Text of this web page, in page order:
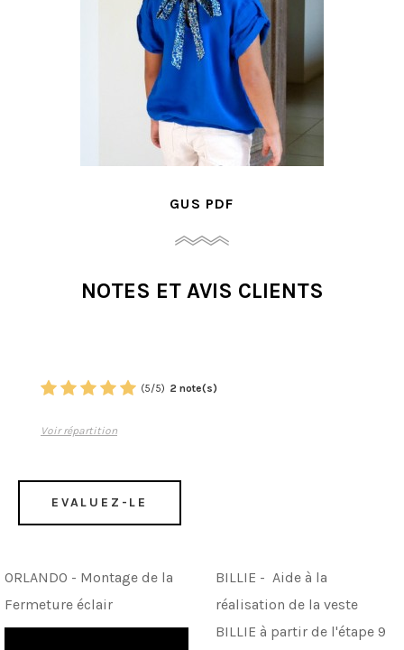
HUCKLEBERRY PDF
NOTES ET AVIS CLIENTS
(5/5) 2 note(s)
Voir répartition
EVALUEZ-LE
ORLANDO - Montage de la
Fermeture éclair
BILLIE - Aide à la
réalisation de la veste
BILLIE à partir de l'étape 9